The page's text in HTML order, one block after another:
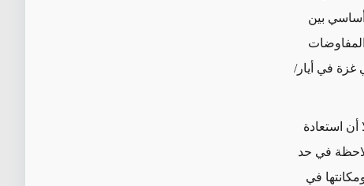
بين
غزة في أيار/
أن استعادة
في حد
في